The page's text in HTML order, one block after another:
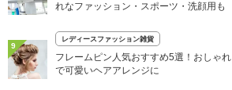
れなファッション・スポーツ・洗顔用も
9
レディースファッション雑貨
フレームピン人気おすすめ5選！おしゃれ
で可愛いヘアアレンジに